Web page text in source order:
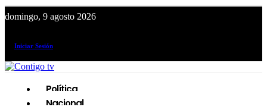
domingo, 9 agosto 2026
Iniciar Sesión
Política
Nacional